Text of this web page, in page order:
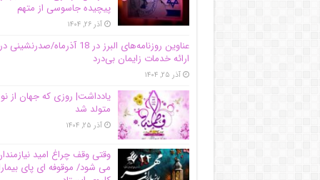
پیچیده جاسوسی از متهم
آذر ۲۶, ۱۴۰۴
عناوین روزنامه‌های البرز در ‌18 آذرماه/صدرنشینی در
ارائه خدمات زایمان بی‌درد
آذر ۲۵, ۱۴۰۴
یادداشت| روزی که جهان از نو
متولد شد
آذر ۲۵, ۱۴۰۴
وقتی وقف چراغ امید
می شود/ موقوفه ای پای